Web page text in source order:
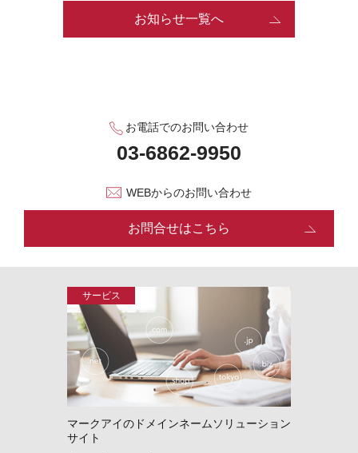
お知らせ一覧へ
お電話でのお問い合わせ
WEBからのお問い合わせ
お問合せはこちら
マークアイのドメインネームソリューション
サイト